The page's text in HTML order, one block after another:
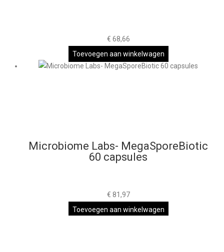
€ 68,66
Toevoegen aan winkelwagen
Microbiome Labs- MegaSporeBiotic
60 capsules
€ 81,97
Toevoegen aan winkelwagen